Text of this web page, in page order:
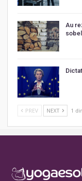
Au
PREV NEXT 1